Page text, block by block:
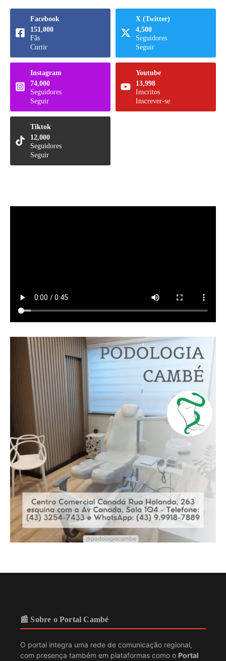
Facebook
151,000
Fãs
Curtir
X (Twitter)
4,500
Seguidores
Seguir
Instagram
74,000
Seguidores
Seguir
Youtube
13,998
Inscritos
Inscrever-se
Tiktok
12,000
Seguidores
Seguir
📰 Sobre o Portal Cambé
O portal integra uma rede de comunicação regional,
com presença também em plataformas como o Portal